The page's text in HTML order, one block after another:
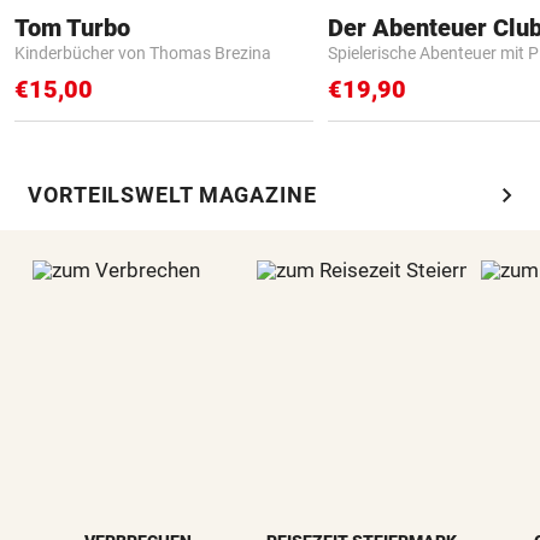
Tom Turbo
Kinderbücher von Thomas Brezina
€15,00
Der Abenteuer
Spielerische Abenteuer mit
€19,90
VORTEILSWELT MAGAZINE chevron_right